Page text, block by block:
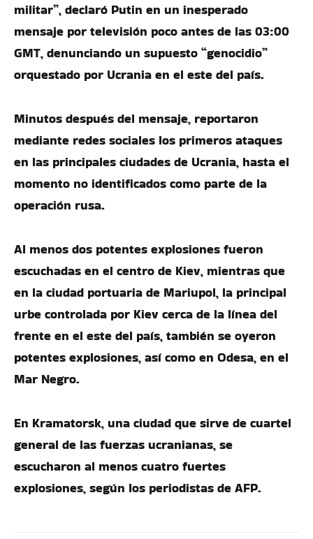
militar”, declaró Putin en un inesperado
mensaje por televisión poco antes de las 03:00
GMT, denunciando un supuesto “genocidio”
orquestado por Ucrania en el este del país.
Minutos después del mensaje, reportaron
mediante redes sociales los primeros ataques
en las principales ciudades de Ucrania, hasta el
momento no identificados como parte de la
operación rusa.
Al menos dos potentes explosiones fueron
escuchadas en el centro de Kiev, mientras que
en la ciudad portuaria de Mariupol, la principal
urbe controlada por Kiev cerca de la línea del
frente en el este del país, también se oyeron
potentes explosiones, así como en Odesa, en el
Mar Negro.
En Kramatorsk, una ciudad que sirve de cuartel
general de las fuerzas ucranianas, se
escucharon al menos cuatro fuertes
explosiones, según los periodistas de AFP.